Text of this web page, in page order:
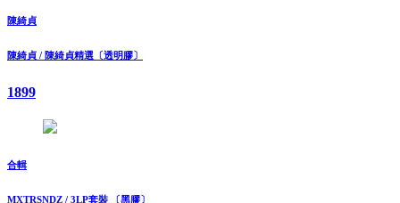
陳綺貞
陳綺貞 / 陳綺貞精選〔透明膠〕
1899
合輯
MXTRSNDZ / 3LP套裝 〔黑膠〕